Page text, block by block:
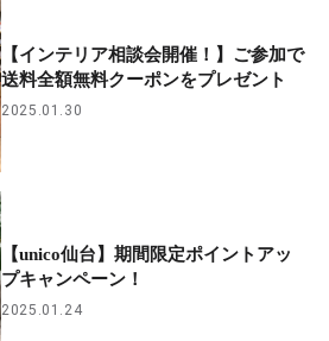
【インテリア相談会開催！】ご参加で
送料全額無料クーポンをプレゼント
2025.01.30
【unico仙台】期間限定ポイントアッ
プキャンペーン！
2025.01.24